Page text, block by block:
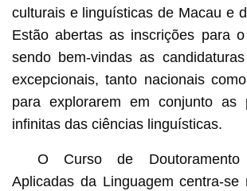
culturais e linguísticas de Macau e
Estão abertas as inscrições para
sendo bem-vindas as
excepcionais, tanto nacionais
para explorarem em conjunto as
infinitas das ciências linguísticas.
O Curso de
Aplicadas da Linguagem centra-se